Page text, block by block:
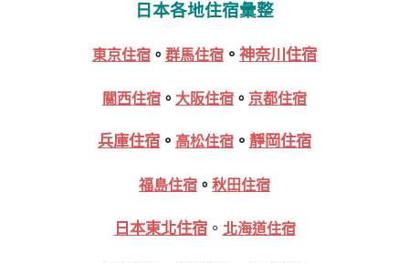
日本各地住宿彙整
東京住宿 。 群馬住宿 。 神奈川住宿
關西住宿 。 大阪住宿 。 京都住宿
兵庫住宿 。 高松住宿 。 靜岡住宿
福島住宿 。 秋田住宿
日本東北住宿。 北海道住宿